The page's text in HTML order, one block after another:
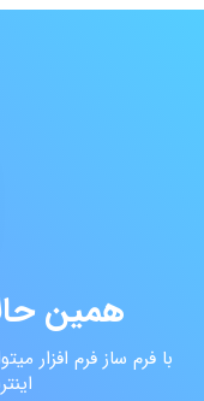
همین
با فرم ساز فرم افزار